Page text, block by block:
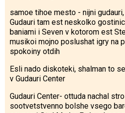
samoe tihoe mesto - nijni
Gudauri tam est neskolko
baniami i Seven v kotorom est
musikoi mojno poslushat igry na
spokoiny otdih
Esli nado diskoteki, shalman to
v Gudauri Center
Gudauri Center- ottuda nachal
sootvetstvenno bolshe vsego